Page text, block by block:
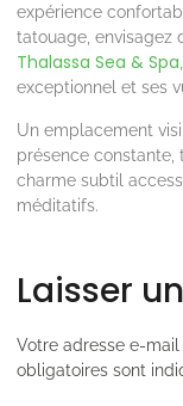
expérience
tatouage, envisagez
Thalassa Sea & Spa
exceptionnel et ses
Un emplacement
présence constante,
charme subtil
méditatifs.
Laisser
Votre adresse e-
obligatoires sont